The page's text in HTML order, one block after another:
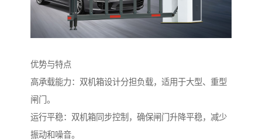
优势与特点
高承载能力：双机箱设计分担负载，适用于大型、重型
闸门。
运行平稳：双机箱同步控制，确保闸门升降平稳，减少
振动和噪音。